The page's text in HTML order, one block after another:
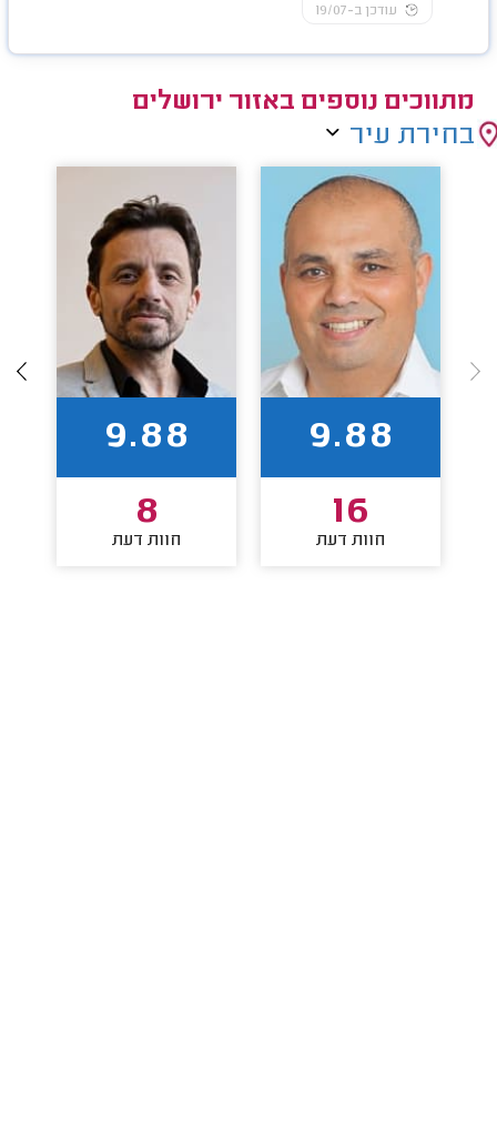
עודכן ב-19/07
מתווכים נוספים באזור ירושלים
בחירת עיר
9.88
16
חוות דעת
9.88
8
חוות דעת